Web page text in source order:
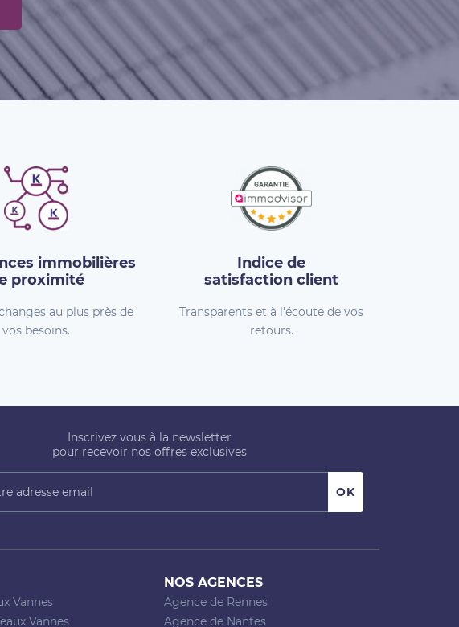
immobilières
proximité
au plus près de
vos besoins.
Indice de
satisfaction client
Transparents et à l'écoute de vos
retours.
Inscrivez vous à la newsletter
pour recevoir nos offres exclusives
Vannes
Vannes
NOS AGENCES
Agence de Rennes
Agence de Nantes